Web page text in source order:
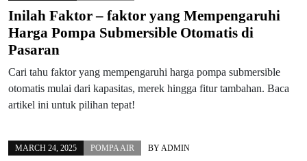
Inilah Faktor – faktor yang Mempengaruhi
Harga Pompa Submersible Otomatis di
Pasaran
Cari tahu faktor yang mempengaruhi harga pompa submersible
otomatis mulai dari kapasitas, merek hingga fitur tambahan. Baca
artikel ini untuk pilihan tepat!
MARCH 24, 2025 POMPA AIR BY ADMIN